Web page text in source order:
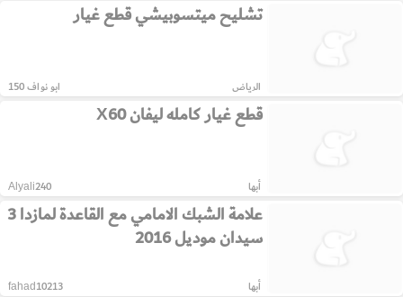
تشليح ميتسوبيشي قطع غيار
الرياض ابو نواف 150
قطع غيار كامله ليفان X60
أبها Alyali240
علامة الشبك الامامي مع القاعدة لمازدا 3
سيدان موديل 2016
أبها fahad10213